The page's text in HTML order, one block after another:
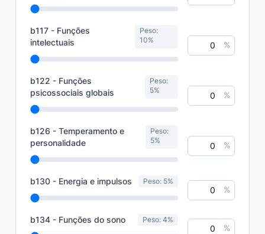
b117 - Funções
intelectuais
Peso:
10%
%
b122 - Funções
psicossociais globais
Peso:
5%
%
b126 - Temperamento e
personalidade
Peso:
5%
%
b130 - Energia e impulsos Peso: 5%
%
b134 - Funções do sono Peso: 4%
%